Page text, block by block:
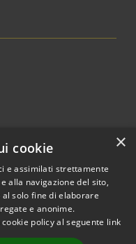
© 2026 • Comune di
Cervia • Powered by
×
cookie
e assimilati strettamente
alla navigazione del sito,
solo fine di elaborare
e anonime.
policy al seguente link